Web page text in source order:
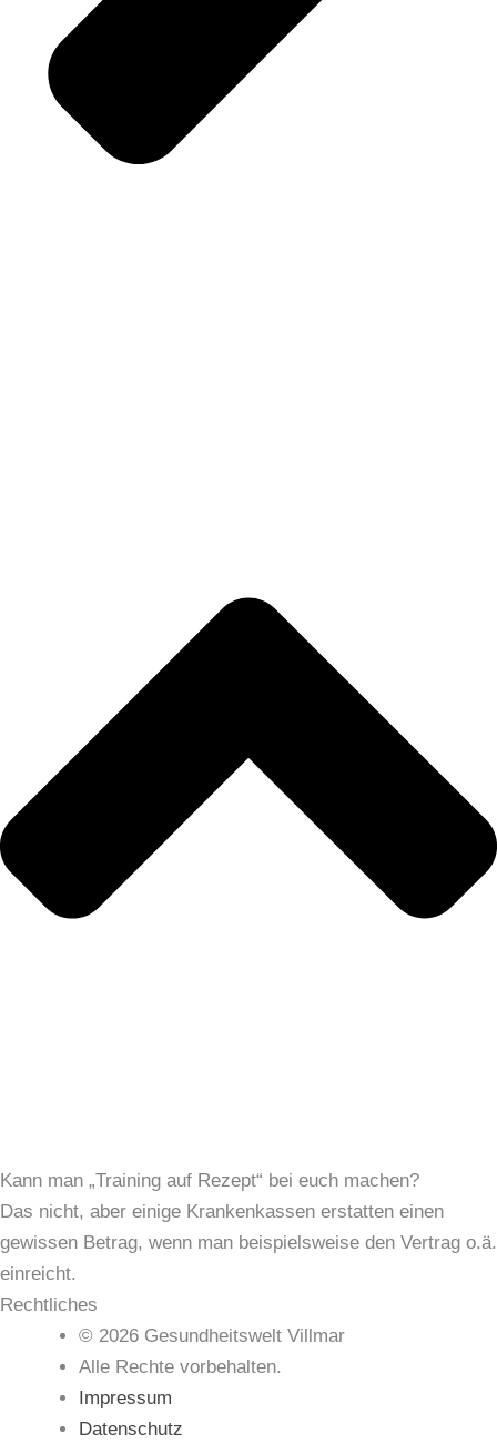
Kann man „Training auf Rezept“ bei euch machen?
Das nicht, aber einige Krankenkassen erstatten einen
gewissen Betrag, wenn man beispielsweise den Vertrag o.ä.
einreicht.
Rechtliches
© 2026 Gesundheitswelt Villmar
Alle Rechte vorbehalten.
Impressum
Datenschutz